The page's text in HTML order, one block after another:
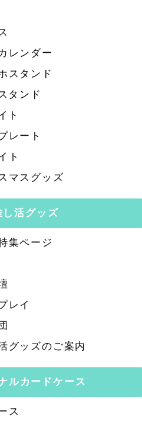
レンダー
スタンド
タンド
ト
レート
ト
マスグッズ
し活グッズ
集ページ
レイ
グッズのご案内
ルカードケース
ス